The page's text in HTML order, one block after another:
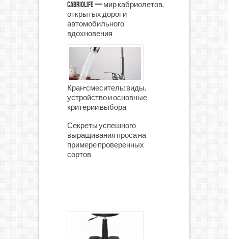
CabrioLife — мир кабриолетов,
открытых дорог и
автомобильного
вдохновения
Кран-смеситель: виды,
устройство и основные
критерии выбора
Секреты успешного
выращивания проса на
примере проверенных
сортов